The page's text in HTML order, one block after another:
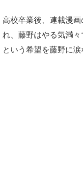
高校卒業後、連載漫
れ、藤野はやる気満
という希望を藤野に涙